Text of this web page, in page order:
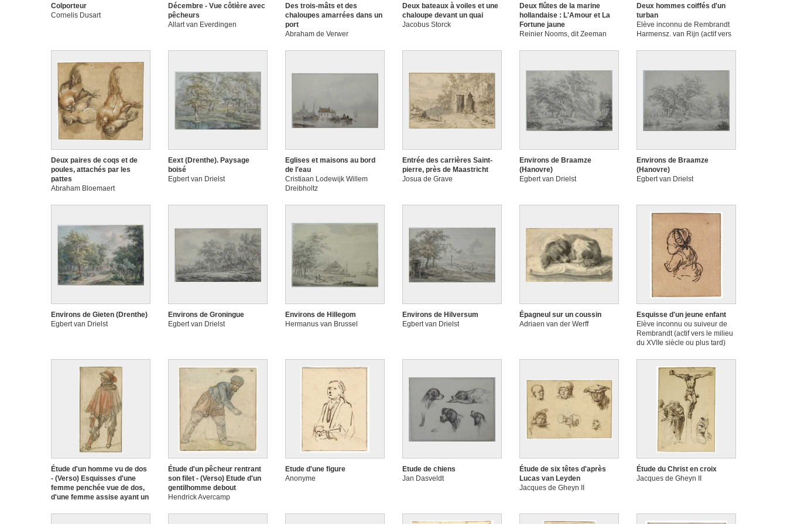
Colporteur
Cornelis Dusart
Décembre - Vue côtière avec
pêcheurs
Allart van Everdingen
Des trois-mâts et des
chaloupes amarrées dans un
port
Abraham de Verwer
Deux bateaux à voiles et une
chaloupe devant un quai
Jacobus Storck
Deux flûtes de la marine
hollandaise : L'Amour et La
Fortune jaune
Reinier Nooms, dit Zeeman
Deux hommes coiffés d'un
turban
Elève inconnu de Rembrandt
Harmensz. van Rijn (actif vers
Deux paires de coqs et de
poules, attachés par les
pattes
Abraham Bloemaert
Eext (Drenthe). Paysage
boisé
Egbert van Drielst
Eglises et maisons au bord
de l'eau
Cristiaan Lodewijk Willem
Dreibholtz
Entrée des carrières Saint-
pierre, près de Maastricht
Josua de Grave
Environs de Braamze
(Hanovre)
Egbert van Drielst
Environs de Braamze
(Hanovre)
Egbert van Drielst
Environs de Gieten (Drenthe)
Egbert van Drielst
Environs de Groningue
Egbert van Drielst
Environs de Hillegom
Hermanus van Brussel
Environs de Hilversum
Egbert van Drielst
Épagneul sur un coussin
Adriaen van der Werff
Esquisse d'un jeune enfant
Elève inconnu ou suiveur de
Rembrandt (actif vers le milieu
du XVIIe siècle ou plus tard)
Étude d'un homme vu de dos
- (Verso) Esquisses d'une
femme penchée vue de dos,
d'une femme assise ayant un
bateau à voile et d'un homme
Étude d'un pêcheur rentrant
son filet - (Verso) Etude d'un
gentilhomme debout
Hendrick Avercamp
Etude d'une figure
Anonyme
Etude de chiens
Jan Dasveldt
Étude de six têtes d'après
Lucas van Leyden
Jacques de Gheyn II
Étude du Christ en croix
Jacques de Gheyn II